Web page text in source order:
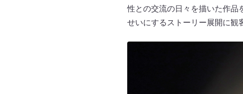
性との交流の日々を描いた作品
せいにするストーリー展開に観